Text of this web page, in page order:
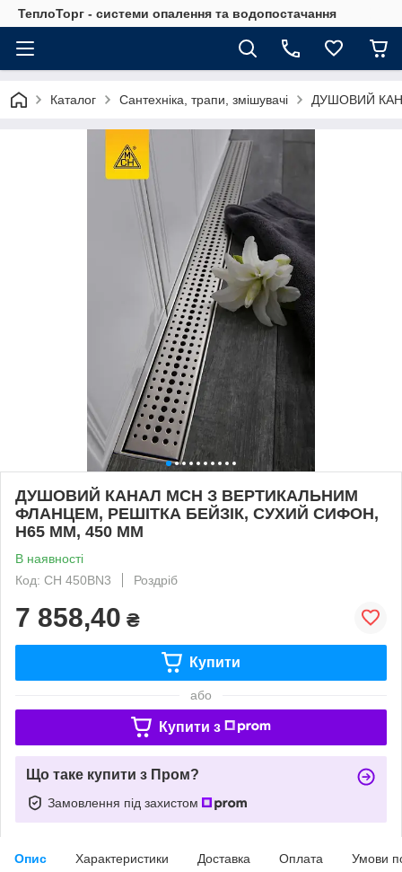
ТеплоТорг - системи опалення та водопостачання
Каталог Сантехніка, трапи, змішувачі ДУШОВИЙ
ДУШОВИЙ КАНАЛ МСН З ВЕРТИКАЛЬНИМ
ФЛАНЦЕМ, РЕШІТКА БЕЙЗІК, СУХИЙ СИФОН,
H65 ММ, 450 ММ
В наявності
Код: CH 450ВN3
Роздріб
7 858,40 ₴
Купити
або
Купити з
Що таке купити з Пром?
Замовлення під захистом
Опис Характеристики Доставка Оплата Умови